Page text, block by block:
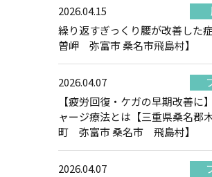
2026.04.15
繰り返すぎっくり腰が改善した
曽岬 弥富市 桑名市飛島村】
2026.04.07
【疲労回復・ケガの早期改善に
ャージ療法とは【三重県桑名郡
町 弥富市 桑名市 飛島村】
2026.04.07